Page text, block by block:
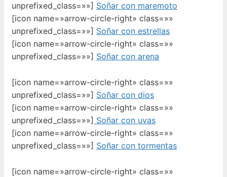
unprefixed_class=»»] Soñar con maremoto
[icon name=»arrow-circle-right» class=»»
unprefixed_class=»»] Soñar con estrellas
[icon name=»arrow-circle-right» class=»»
unprefixed_class=»»] Soñar con arena
[icon name=»arrow-circle-right» class=»»
unprefixed_class=»»] Soñar con dios
[icon name=»arrow-circle-right» class=»»
unprefixed_class=»»] Soñar con uvas
[icon name=»arrow-circle-right» class=»»
unprefixed_class=»»] Soñar con tormentas
[icon name=»arrow-circle-right» class=»»